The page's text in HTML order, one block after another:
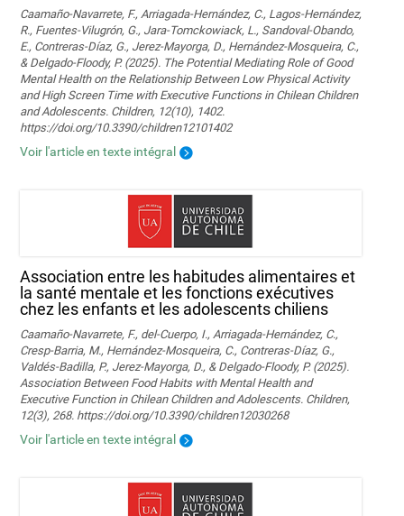
Caamaño-Navarrete, F., Arriagada-Hernández, C., Lagos-Hernández,
R., Fuentes-Vilugrón, G., Jara-Tomckowiack, L., Sandoval-Obando,
E., Contreras-Díaz, G., Jerez-Mayorga, D., Hernández-Mosqueira, C.,
& Delgado-Floody, P. (2025). The Potential Mediating Role of Good
Mental Health on the Relationship Between Low Physical Activity
and High Screen Time with Executive Functions in Chilean Children
and Adolescents. Children, 12(10), 1402.
https://doi.org/10.3390/children12101402
Voir l'article en texte intégral
Association entre les habitudes alimentaires et
la santé mentale et les fonctions exécutives
chez les enfants et les adolescents chiliens
Caamaño-Navarrete, F., del-Cuerpo, I., Arriagada-Hernández, C.,
Cresp-Barria, M., Hernández-Mosqueira, C., Contreras-Díaz, G.,
Valdés-Badilla, P., Jerez-Mayorga, D., & Delgado-Floody, P. (2025).
Association Between Food Habits with Mental Health and
Executive Function in Chilean Children and Adolescents. Children,
12(3), 268. https://doi.org/10.3390/children12030268
Voir l'article en texte intégral